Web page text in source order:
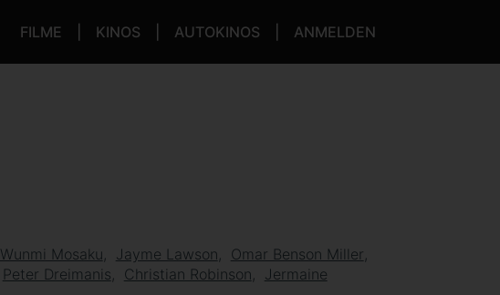
FILME KINOS AUTOKINOS ANMELDEN
Wunmi Mosaku Jayme Lawson
Omar Benson Miller
Peter Dreimanis Christian Robinson
Jermaine